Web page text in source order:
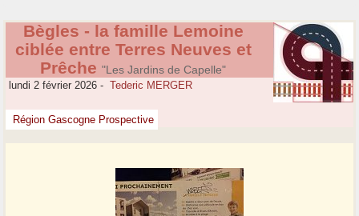
Bègles - la famille Lemoine
ciblée entre Terres Neuves et
Prêche "Les Jardins de Capelle"
lundi 2 février 2026 - Tederic MERGER
Région Gascogne Prospective